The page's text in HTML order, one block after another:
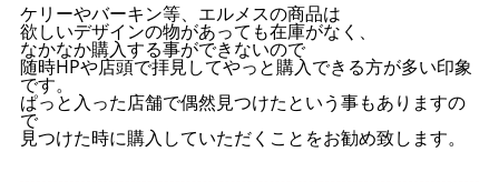
ケリーやバーキン等、エルメスの商品は
欲しいデザインの物があっても在庫がなく、
なかなか購入する事ができないので
随時HPや店頭で拝見してやっと購入できる方が多い印象
です。
ぱっと入った店舗で偶然見つけたという事もありますの
で
見つけた時に購入していただくことをお勧め致します。